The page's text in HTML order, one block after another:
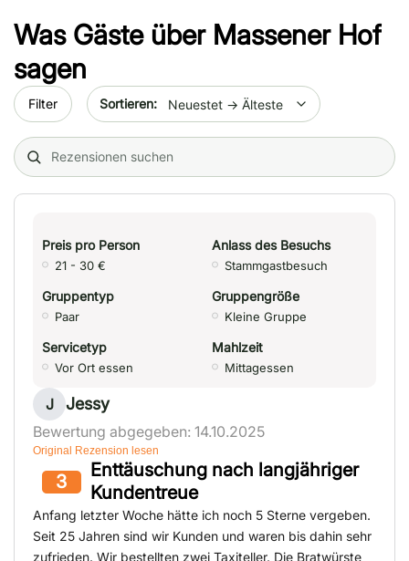
Was Gäste über Massener Hof
sagen
Filter Sort by date
Search (title/text)
Preis pro Person
21 - 30 €
Anlass des Besuchs
Stammgastbesuch
Gruppentyp
Paar
Gruppengröße
Kleine Gruppe
Servicetyp
Vor Ort essen
Mahlzeit
Mittagessen
J Jessy
Bewertung abgegeben: 14.10.2025
Original Rezension lesen
3
Enttäuschung nach langjähriger
Kundentreue
Anfang letzter Woche hätte ich noch 5 Sterne vergeben.
Seit 25 Jahren sind wir Kunden und waren bis dahin sehr
zufrieden. Wir bestellten zwei Taxiteller. Die Bratwürste